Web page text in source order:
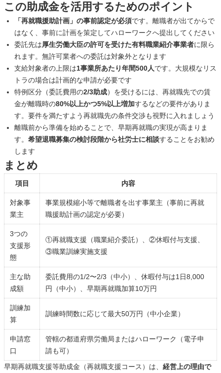
この助成金を活用するためのポイント
「再就職援助計画」の事前認定が必須です。離職者が出てからで
はなく、事前に計画を策定してハローワークへ提出してください
委託先は厚生労働大臣の許可を受けた有料職業紹介事業者に限ら
れます。無許可業者への委託は対象外となります
支給対象者の上限は1事業所あたり年間500人です。大規模なリス
トラの場合は計画的な申請が必要です
特例区分（委託費用の2/3助成）を受けるには、再就職先での賃
金が離職時の80%以上かつ5%以上増加するなどの要件がありま
す。要件を満たすよう再就職先の条件交渉も視野に入れましょう
離職前から準備を始めることで、早期再就職の実現が高まりま
す。希望退職募集の検討段階から社労士に相談することをお勧め
します
まとめ
項目 内容
対象事
業主
事業規模縮小等で離職者を出す事業主（事前に再就
職援助計画の認定が必要）
3つの
支援形
態
①再就職支援（職業紹介委託）、②休暇付与支援、
③職業訓練実施支援
主な助
成額
委託費用の1/2〜2/3（中小）、休暇付与は1日8,000
円（中小）、早期再就職加算10万円
訓練加
算
訓練時間数に応じて最大50万円（中小企業）
申請窓
口
管轄の都道府県労働局またはハローワーク（電子申
請も可）
早期再就職支援等助成金（再就職支援コース）は、 経営上の理由で